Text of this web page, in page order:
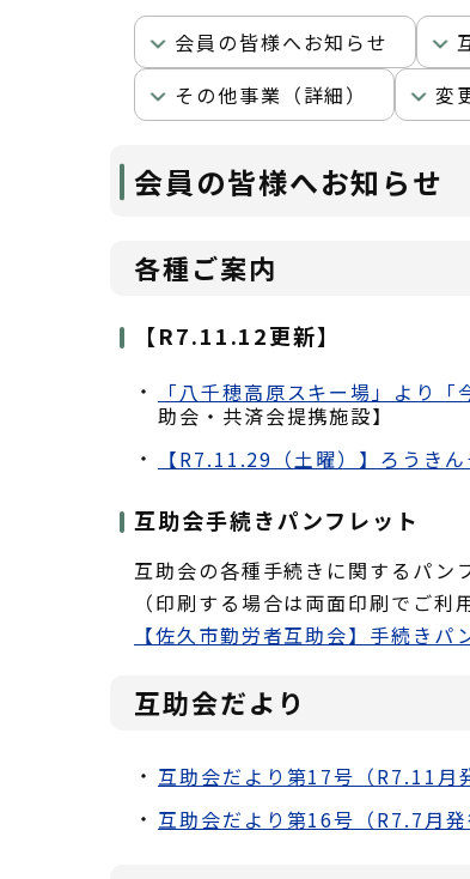
会員の皆様へお知らせ
その他事業（詳細）
変
会員の皆様へお知らせ
各種ご案内
【R7.11.12更新】
「八千穂高原スキー場」より
助会・共済会提携施設】
【R7.11.29（土曜）】ろうき
互助会手続きパンフレット
互助会の各種手続きに関するパン
（印刷する場合は両面印刷でご利
【佐久市勤労者互助会】手続きパ
互助会だより
互助会だより第17号（R7.11月
互助会だより第16号（R7.7月発